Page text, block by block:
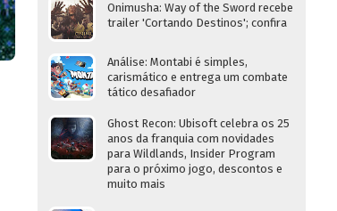
Onimusha: Way of the Sword recebe
trailer 'Cortando Destinos'; confira
Análise: Montabi é simples,
carismático e entrega um combate
tático desafiador
Ghost Recon: Ubisoft celebra os 25
anos da franquia com novidades
para Wildlands, Insider Program
para o próximo jogo, descontos e
muito mais